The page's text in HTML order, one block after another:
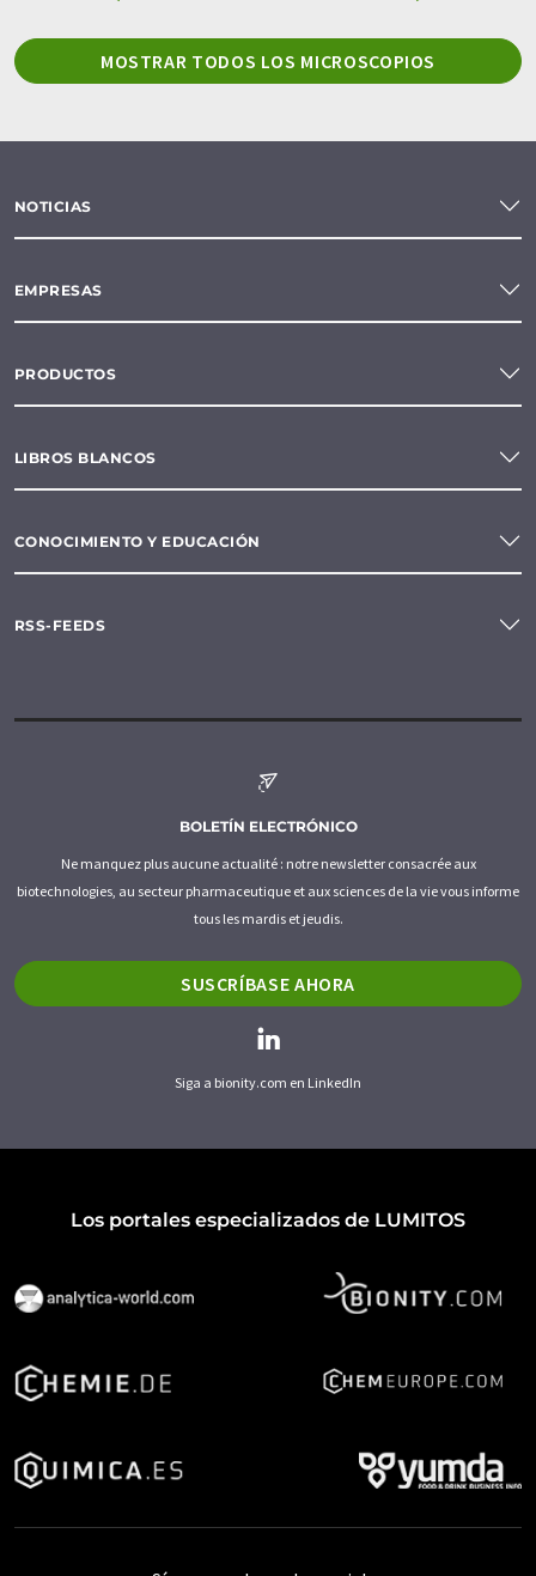
MOSTRAR TODOS LOS MICROSCOPIOS
NOTICIAS
EMPRESAS
PRODUCTOS
LIBROS BLANCOS
CONOCIMIENTO Y EDUCACIÓN
RSS-FEEDS
BOLETÍN ELECTRÓNICO
Ne manquez plus aucune actualité : notre newsletter consacrée aux
biotechnologies, au secteur pharmaceutique et aux sciences de la vie vous informe
tous les mardis et jeudis.
SUSCRÍBASE AHORA
Siga a bionity.com en LinkedIn
Los portales especializados de LUMITOS